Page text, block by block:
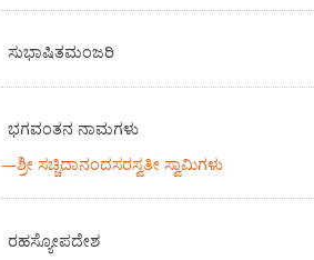
ಸುಭಾಷಿತಮಂಜರಿ
ಭಗವಂತನ ನಾಮಗಳು
—ಶ್ರೀ ಸಚ್ಚಿದಾನಂದಸರಸ್ವತೀ ಸ್ವಾಮಿಗಳು
ರಹಸ್ಯೋಪದೇಶ